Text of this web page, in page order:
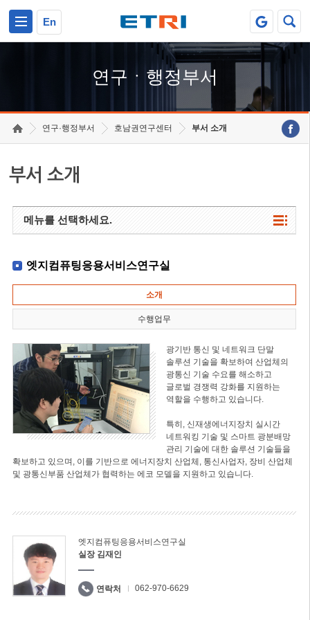
En
연구ㆍ행정부서
연구·행정부서 호남권연구센터 부서 소개
부서 소개
메뉴를 선택하세요.
엣지컴퓨팅응용서비스연구실
소개
수행업무
광기반 통신 및 네트워크 단말
솔루션 기술을 확보하여 산업체의
광통신 기술 수요를 해소하고
글로벌 경쟁력 강화를 지원하는
역할을 수행하고 있습니다.
특히, 신재생에너지장치 실시간
네트워킹 기술 및 스마트 광분배망
관리 기술에 대한 솔루션 기술들을
확보하고 있으며, 이를 기반으로 에너지장치 산업체, 통신사업자, 장비 산업체
및 광통신부품 산업체가 협력하는 에코 모델을 지원하고 있습니다.
엣지컴퓨팅응용서비스연구실
실장 김재인
연락처 062-970-6629